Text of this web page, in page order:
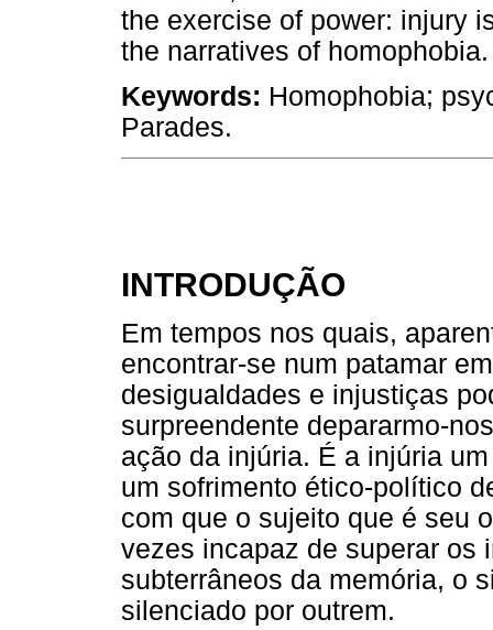
the exercise of power: injury
the narratives of homophobia.
Keywords: Homophobia;
Parades.
INTRODUÇÃO
Em tempos nos quais,
encontrar-se num patamar
desigualdades e injustiças
surpreendente depararmo-
ação da injúria. É a injúria
um sofrimento ético-político
com que o sujeito que é seu
vezes incapaz de superar os
subterrâneos da memória, o
silenciado por outrem.